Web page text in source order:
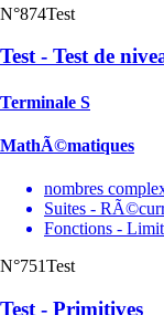
N°874Test
Test - Test de
Terminale S
MathÃ©matiques
nombres
Suites -
Fonctions -
N°751Test
Test - Primitives